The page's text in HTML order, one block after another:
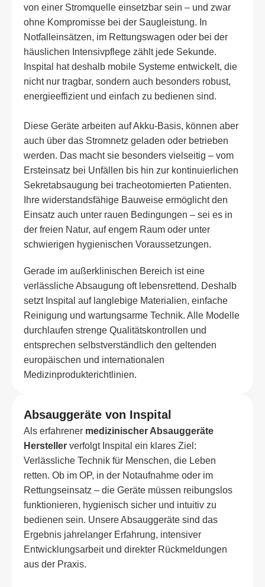
von einer Stromquelle einsetzbar sein – und zwar
ohne Kompromisse bei der Saugleistung. In
Notfalleinsätzen, im Rettungswagen oder bei der
häuslichen Intensivpflege zählt jede Sekunde.
Inspital hat deshalb mobile Systeme entwickelt, die
nicht nur tragbar, sondern auch besonders robust,
energieeffizient und einfach zu bedienen sind.
Diese Geräte arbeiten auf Akku-Basis, können aber
auch über das Stromnetz geladen oder betrieben
werden. Das macht sie besonders vielseitig – vom
Ersteinsatz bei Unfällen bis hin zur kontinuierlichen
Sekretabsaugung bei tracheotomierten Patienten.
Ihre widerstandsfähige Bauweise ermöglicht den
Einsatz auch unter rauen Bedingungen – sei es in
der freien Natur, auf engem Raum oder unter
schwierigen hygienischen Voraussetzungen.
Gerade im außerklinischen Bereich ist eine
verlässliche Absaugung oft lebensrettend. Deshalb
setzt Inspital auf langlebige Materialien, einfache
Reinigung und wartungsarme Technik. Alle Modelle
durchlaufen strenge Qualitätskontrollen und
entsprechen selbstverständlich den geltenden
europäischen und internationalen
Medizinprodukterichtlinien.
Absauggeräte von Inspital
Als erfahrener medizinischer Absauggeräte
Hersteller verfolgt Inspital ein klares Ziel:
Verlässliche Technik für Menschen, die Leben
retten. Ob im OP, in der Notaufnahme oder im
Rettungseinsatz – die Geräte müssen reibungslos
funktionieren, hygienisch sicher und intuitiv zu
bedienen sein. Unsere Absauggeräte sind das
Ergebnis jahrelanger Erfahrung, intensiver
Entwicklungsarbeit und direkter Rückmeldungen
aus der Praxis.